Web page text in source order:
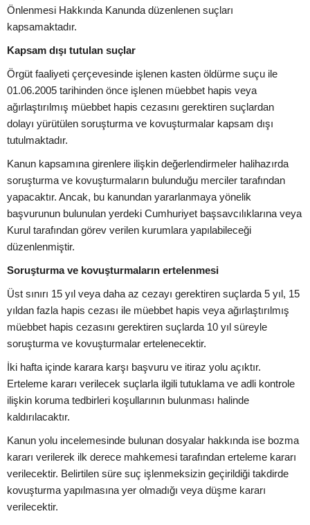
Önlenmesi Hakkında Kanunda düzenlenen suçları
kapsamaktadır.
Kapsam dışı tutulan suçlar
Örgüt faaliyeti çerçevesinde işlenen kasten öldürme suçu ile
01.06.2005 tarihinden önce işlenen müebbet hapis veya
ağırlaştırılmış müebbet hapis cezasını gerektiren suçlardan
dolayı yürütülen soruşturma ve kovuşturmalar kapsam dışı
tutulmaktadır.
Kanun kapsamına girenlere ilişkin değerlendirmeler halihazırda
soruşturma ve kovuşturmaların bulunduğu merciler tarafından
yapacaktır. Ancak, bu kanundan yararlanmaya yönelik
başvurunun bulunulan yerdeki Cumhuriyet başsavcılıklarına veya
Kurul tarafından görev verilen kurumlara yapılabileceği
düzenlenmiştir.
Soruşturma ve kovuşturmaların ertelenmesi
Üst sınırı 15 yıl veya daha az cezayı gerektiren suçlarda 5 yıl, 15
yıldan fazla hapis cezası ile müebbet hapis veya ağırlaştırılmış
müebbet hapis cezasını gerektiren suçlarda 10 yıl süreyle
soruşturma ve kovuşturmalar ertelenecektir.
İki hafta içinde karara karşı başvuru ve itiraz yolu açıktır.
Erteleme kararı verilecek suçlarla ilgili tutuklama ve adli kontrole
ilişkin koruma tedbirleri koşullarının bulunması halinde
kaldırılacaktır.
Kanun yolu incelemesinde bulunan dosyalar hakkında ise bozma
kararı verilerek ilk derece mahkemesi tarafından erteleme kararı
verilecektir. Belirtilen süre suç işlenmeksizin geçirildiği takdirde
kovuşturma yapılmasına yer olmadığı veya düşme kararı
verilecektir.